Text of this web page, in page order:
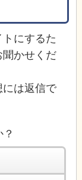
にするた
かせくだ
には返信で